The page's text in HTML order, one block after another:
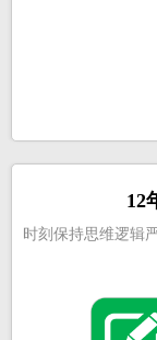
12
时刻保持思维逻辑